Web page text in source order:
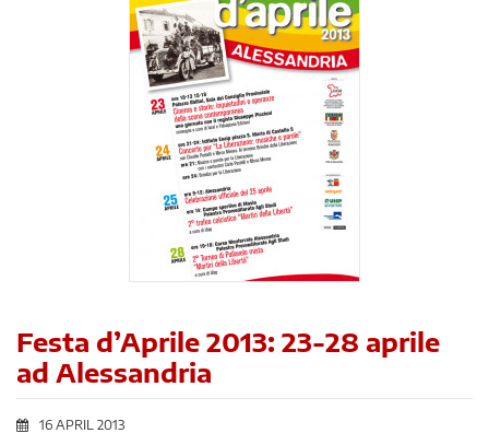
Festa d’Aprile 2013: 23-28 aprile
ad Alessandria
16 APRIL 2013